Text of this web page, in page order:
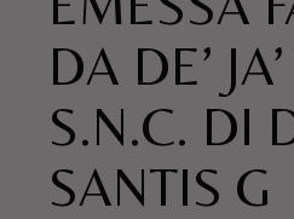
DA DE’
S.N.C. DI
SANTIS G